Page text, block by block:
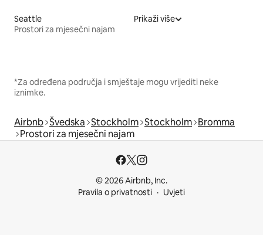
Seattle
Prostori za mjesečni najam
Prikaži više
*Za određena područja i smještaje mogu vrijediti neke
iznimke.
Airbnb Švedska Stockholm Stockholm Bromma
Prostori za mjesečni najam
© 2026 Airbnb, Inc.
Pravila o privatnosti
Uvjeti